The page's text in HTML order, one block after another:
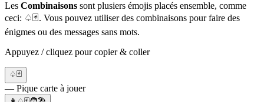
Les Combinaisons sont plusiers émojis placés ensemble, comme
ceci: ♤🃏. Vous pouvez utiliser des combinaisons pour faire des
énigmes ou des messages sans mots.
Appuyez / cliquez pour copier & coller
♤🃏
— Pique carte à jouer